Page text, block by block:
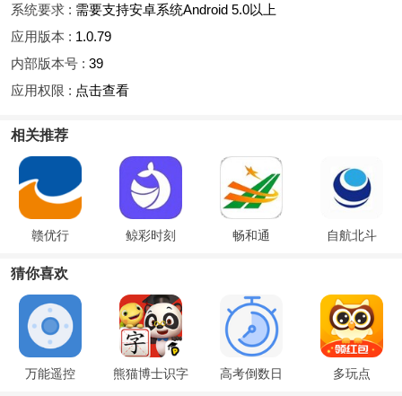
系统要求 : 需要支持安卓系统Android 5.0以上
应用版本 : 1.0.79
内部版本号 : 39
应用权限 : 点击查看
相关推荐
赣优行 鲸彩时刻 畅和通 自航北斗
猜你喜欢
万能遥控 熊猫博士识字 高考倒数日 多玩点